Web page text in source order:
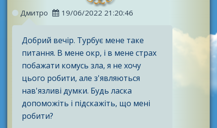
Дмитро 19/06/2022 21:20:46
Добрий вечір. Турбує мене таке
питання. В мене окр, і в мене страх
побажати комусь зла, я не хочу
цього робити, але з'являються
нав'язливі думки. Будь ласка
допоможіть і підскажіть, що мені
робити?